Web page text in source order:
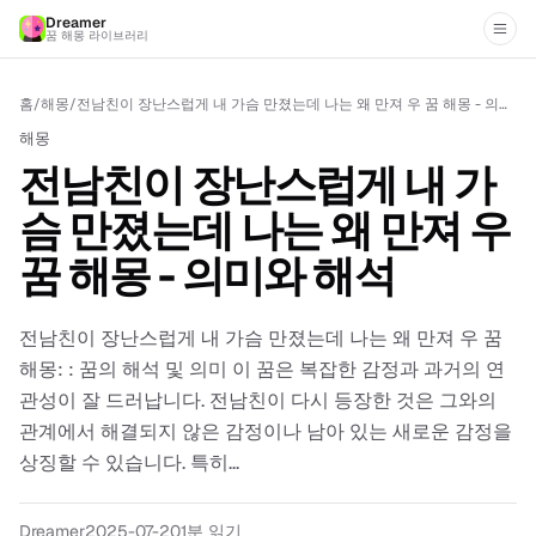
Dreamer
꿈 해몽 라이브러리
홈/해몽/ 전남친이 장난스럽게 내 가슴 만졌는데 나는 왜 만져 우 꿈 해몽 - 의미와 해석
해몽
전남친이 장난스럽게 내 가
슴 만졌는데 나는 왜 만져 우
꿈 해몽 - 의미와 해석
전남친이 장난스럽게 내 가슴 만졌는데 나는 왜 만져 우 꿈
해몽: : 꿈의 해석 및 의미 이 꿈은 복잡한 감정과 과거의 연
관성이 잘 드러납니다. 전남친이 다시 등장한 것은 그와의
관계에서 해결되지 않은 감정이나 남아 있는 새로운 감정을
상징할 수 있습니다. 특히...
Dreamer2025-07-201분 읽기